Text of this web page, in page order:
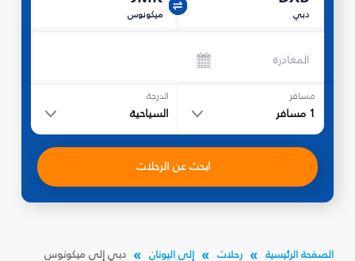
دبي ميكونوس
المغادرة
مسافر
1 مسافر
الدرجة
السياحية
ابحث عن الرحلات
الصفحة الرئيسية رحلات إلى اليونان دبي إلى ميكونوس